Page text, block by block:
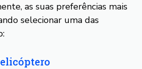
as suas preferências mais
selecionar uma das